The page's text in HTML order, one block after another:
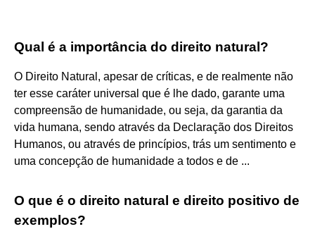
Qual é a importância do direito natural?
O Direito Natural, apesar de críticas, e de realmente não
ter esse caráter universal que é lhe dado, garante uma
compreensão de humanidade, ou seja, da garantia da
vida humana, sendo através da Declaração dos Direitos
Humanos, ou através de princípios, trás um sentimento e
uma concepção de humanidade a todos e de ...
O que é o direito natural e direito positivo de
exemplos?